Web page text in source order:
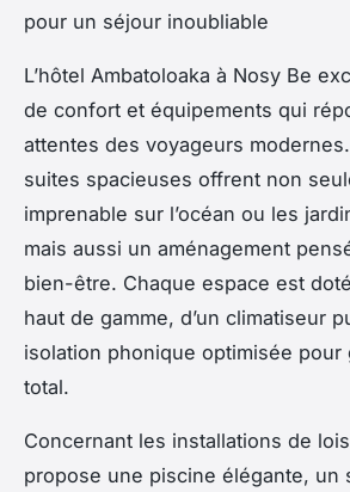
pour un séjour inoubliable
L’hôtel Ambatoloaka à Nosy Be
de confort et équipements qui
attentes des voyageurs
suites spacieuses offrent non
imprenable sur l’océan ou les
mais aussi un aménagement
bien-être. Chaque espace est
haut de gamme, d’un climatiseur
isolation phonique optimisée pour
total.
Concernant les installations de
propose une piscine élégante, un